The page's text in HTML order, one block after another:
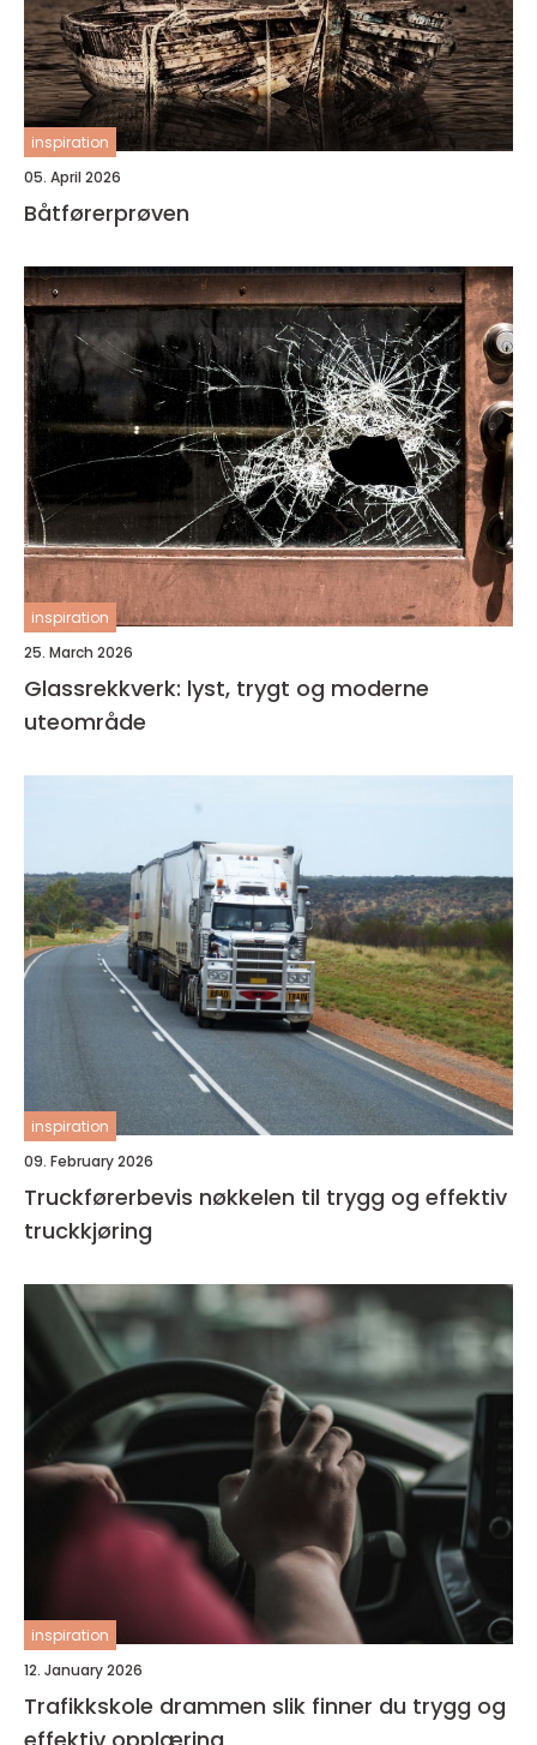
inspiration
05. April 2026
Båtførerprøven
inspiration
25. March 2026
Glassrekkverk: lyst, trygt og moderne
uteområde
inspiration
09. February 2026
Truckførerbevis nøkkelen til trygg og effektiv
truckkjøring
inspiration
12. January 2026
Trafikkskole drammen slik finner du trygg og